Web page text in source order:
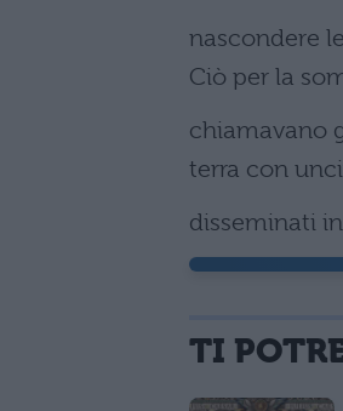
nascondere
Ciò per la
chiamavano
terra con
disseminati
TI